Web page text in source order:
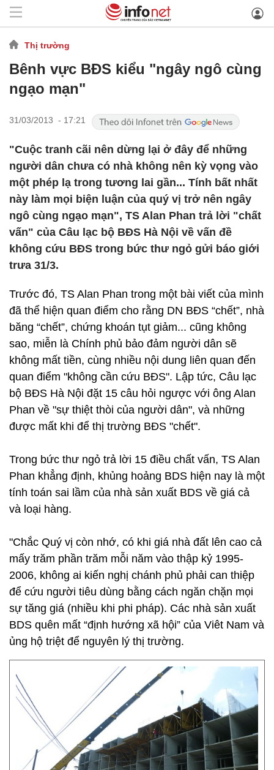
Thị trường
Bênh vực BĐS kiểu "ngây ngô cùng
ngạo mạn"
31/03/2013 - 17:21
"Cuộc tranh cãi nên dừng lại ở đây để những
người dân chưa có nhà không nên kỳ vọng vào
một phép lạ trong tương lai gần... Tính bất nhất
này làm mọi biện luận của quý vị trở nên ngây
ngô cùng ngạo mạn", TS Alan Phan trả lời "chất
vấn" của Câu lạc bộ BĐS Hà Nội về vấn đề
không cứu BĐS trong bức thư ngỏ gửi báo giới
trưa 31/3.
Trước đó, TS Alan Phan trong một bài viết của mình
đã thể hiện quan điểm cho rằng DN BĐS “chết”, nhà
băng “chết”, chứng khoán tụt giảm... cũng không
sao, miễn là Chính phủ bảo đảm người dân sẽ
không mất tiền, cùng nhiều nội dung liên quan đến
quan điểm "không cần cứu BĐS". Lập tức, Câu lạc
bộ BĐS Hà Nội đặt 15 câu hỏi ngược với ông Alan
Phan về "sự thiệt thòi của người dân", và những
được mất khi để thị trường BĐS "chết".
Trong bức thư ngỏ trả lời 15 điều chất vấn, TS Alan
Phan khẳng định, khủng hoảng BDS hiện nay là một
tính toán sai lầm của nhà sản xuất BDS về giá cả
và loại hàng.
"Chắc Quý vị còn nhớ, có khi giá nhà đất lên cao cả
mấy trăm phần trăm mỗi năm vào thập kỷ 1995-
2006, không ai kiến nghị chánh phủ phải can thiệp
để cứu người tiêu dùng bằng cách ngăn chặn mọi
sự tăng giá (nhiều khi phi pháp). Các nhà sản xuất
BDS quên mất “định hướng xã hội” của Viêt Nam và
ủng hộ triệt để nguyên lý thị trường.